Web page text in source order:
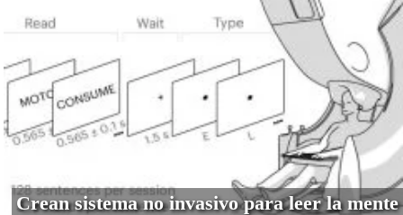
Crean sistema no invasivo para leer la mente